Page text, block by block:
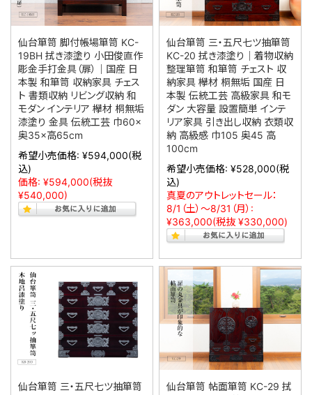
仙台箪笥 脚付帳場箪笥 KC-
19BH 拭き漆塗り 小田俊直作
彫金手打金具（扉）｜国産 日
本製 和箪笥 収納家具 チェス
ト 書類収納 リビング収納 和
モダン インテリア 欅材 桐無垢
漆塗り 金具 伝統工芸 巾60×
奥35×高65cm
希望小売価格: ¥594,000(税
込)
価格: ¥594,000(税抜
¥540,000)
仙台箪笥 三・五尺七ツ抽箪笥
KC-20 拭き漆塗り｜着物収納
整理箪笥 和箪笥 チェスト 収
納家具 欅材 桐無垢 国産 日
本製 伝統工芸 高級家具 和モ
ダン 大容量 設置簡単 インテ
リア家具 引き出し収納 衣類収
納 高級感 巾105 奥45 高
100cm
希望小売価格: ¥528,000(税
込)
真夏のアウトレットセール：
8/1（土）～8/31（月）:
¥363,000(税抜 ¥330,000)
仙台箪笥 三・五尺七ツ抽箪笥
仙台箪笥 帖面箪笥 KC-29 拭